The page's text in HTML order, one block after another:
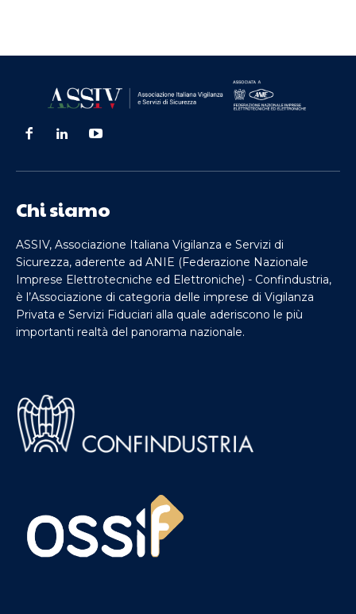
Chi siamo
ASSIV, Associazione Italiana Vigilanza e Servizi di
Sicurezza, aderente ad ANIE (Federazione Nazionale
Imprese Elettrotecniche ed Elettroniche) - Confindustria,
è l’Associazione di categoria delle imprese di Vigilanza
Privata e Servizi Fiduciari alla quale aderiscono le più
importanti realtà del panorama nazionale.